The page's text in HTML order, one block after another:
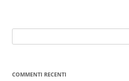
COMMENTI RECENTI